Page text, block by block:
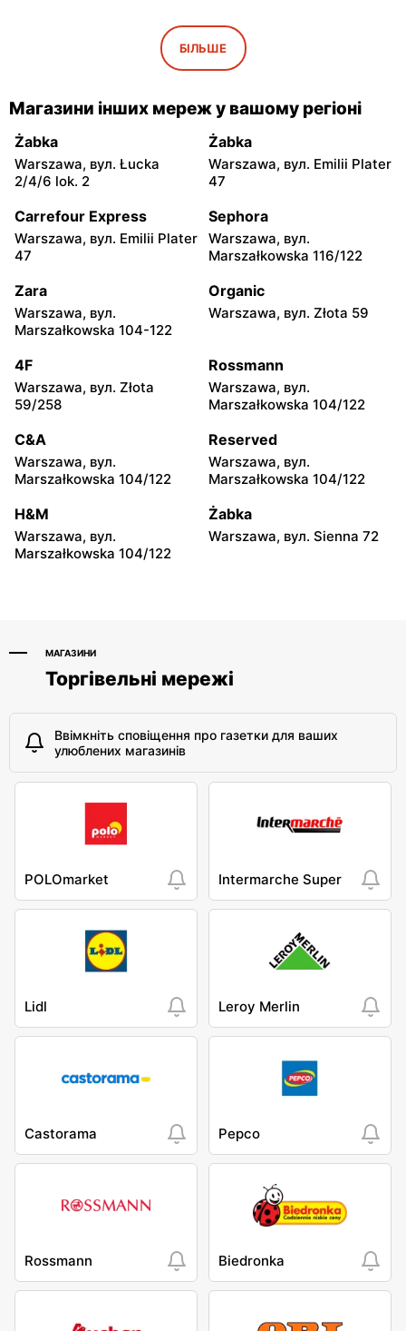
Warszawa, вул. Safony 1
Odido
Warszawa, вул. Portowa 7
Ząbki, вул. Szwoleżerów 24 Rybie, вул. 19 Kwietnia 62
Odido
Warszawa, вул. Stanisława
Bodycha 112
Odido
Łomianki, вул. 11 Listopada
56
Odido
Łomianki, вул. Dolna 47
Odido
Pruszków, вул. Sadowa 2
Kobyłka, вул. Mjr. Hubala 15 Pruszków, вул. Ewy 14a
Odido
Emancypantek 4
Odido Odido
Graniczna 1
Odido Odido
Zegrzyńska 27A
БІЛЬШЕ
Магазини інших мереж у вашому регіоні
Żabka
Warszawa, вул. Łucka
2/4/6 lok. 2
Żabka
Warszawa, вул. Emilii Plater
47
Carrefour Express
Warszawa, вул. Emilii Plater
47
Sephora
Warszawa, вул.
Marszałkowska 116/122
Zara
Warszawa, вул.
Marszałkowska 104-122
Organic
Warszawa, вул. Złota 59
4F
Warszawa, вул. Złota
59/258
Rossmann
Warszawa, вул.
Marszałkowska 104/122
C&A
Warszawa, вул.
Marszałkowska 104/122
Reserved
Warszawa, вул.
Marszałkowska 104/122
H&M
Warszawa, вул.
Marszałkowska 104/122
Żabka
Warszawa, вул. Sienna 72
МАГАЗИНИ
Торгівельні мережі
Ввімкніть сповіщення про газетки для ваших
улюблених магазинів
POLOmarket Intermarche Super
Lidl Leroy Merlin
Castorama Pepco
Rossmann Biedronka